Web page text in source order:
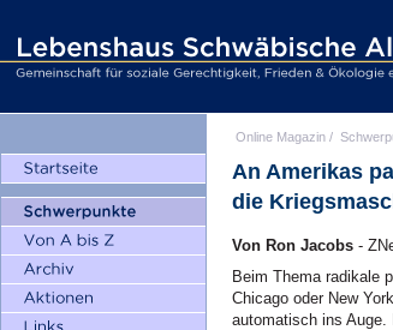
Online Magazin /
An Amerikas
die
Von Ron Jacobs -
Beim Thema radikale
Chicago oder New
automatisch ins Auge.